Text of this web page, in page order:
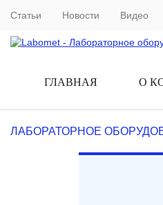
Статьи Новости Видео
ГЛАВНАЯ О
ЛАБОРАТОРНОЕ